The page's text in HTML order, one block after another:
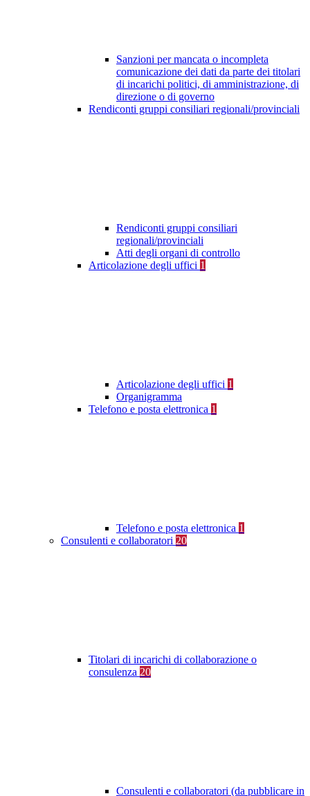
Sanzioni per mancata o incompleta
comunicazione dei dati da parte dei titolari
di incarichi politici, di amministrazione, di
direzione o di governo
Rendiconti gruppi consiliari regionali/provinciali
Rendiconti gruppi consiliari
regionali/provinciali
Atti degli organi di controllo
Articolazione degli uffici 1
Articolazione degli uffici 1
Organigramma
Telefono e posta elettronica 1
Telefono e posta elettronica 1
Consulenti e collaboratori 20
Titolari di incarichi di collaborazione o
consulenza 20
Consulenti e collaboratori (da pubblicare in